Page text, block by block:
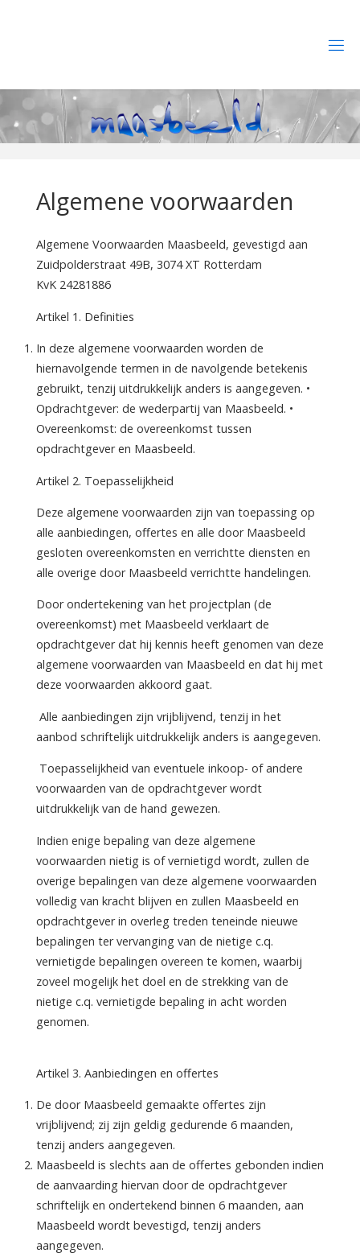
B
EE
Algemene voorwaarden
Algemene Voorwaarden Maasbeeld, gevestigd aan
Zuidpolderstraat 49B, 3074 XT Rotterdam
KvK 24281886
Artikel 1. Definities
In deze algemene voorwaarden worden de
hiernavolgende termen in de navolgende betekenis
gebruikt, tenzij uitdrukkelijk anders is aangegeven. •
Opdrachtgever: de wederpartij van Maasbeeld. •
Overeenkomst: de overeenkomst tussen
opdrachtgever en Maasbeeld.
Artikel 2. Toepasselijkheid
Deze algemene voorwaarden zijn van toepassing op
alle aanbiedingen, offertes en alle door Maasbeeld
gesloten overeenkomsten en verrichtte diensten en
alle overige door Maasbeeld verrichtte handelingen.
Door ondertekening van het projectplan (de
overeenkomst) met Maasbeeld verklaart de
opdrachtgever dat hij kennis heeft genomen van deze
algemene voorwaarden van Maasbeeld en dat hij met
deze voorwaarden akkoord gaat.
Alle aanbiedingen zijn vrijblijvend, tenzij in het
aanbod schriftelijk uitdrukkelijk anders is aangegeven.
Toepasselijkheid van eventuele inkoop- of andere
voorwaarden van de opdrachtgever wordt
uitdrukkelijk van de hand gewezen.
Indien enige bepaling van deze algemene
voorwaarden nietig is of vernietigd wordt, zullen de
overige bepalingen van deze algemene voorwaarden
volledig van kracht blijven en zullen Maasbeeld en
opdrachtgever in overleg treden teneinde nieuwe
bepalingen ter vervanging van de nietige c.q.
vernietigde bepalingen overeen te komen, waarbij
zoveel mogelijk het doel en de strekking van de
nietige c.q. vernietigde bepaling in acht worden
genomen.
Artikel 3. Aanbiedingen en offertes
De door Maasbeeld gemaakte offertes zijn
vrijblijvend; zij zijn geldig gedurende 6 maanden,
tenzij anders aangegeven.
Maasbeeld is slechts aan de offertes gebonden indien
de aanvaarding hiervan door de opdrachtgever
schriftelijk en ondertekend binnen 6 maanden, aan
Maasbeeld wordt bevestigd, tenzij anders
aangegeven.